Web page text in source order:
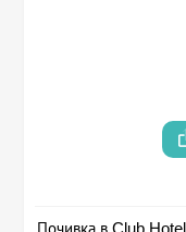
Почивка в Club